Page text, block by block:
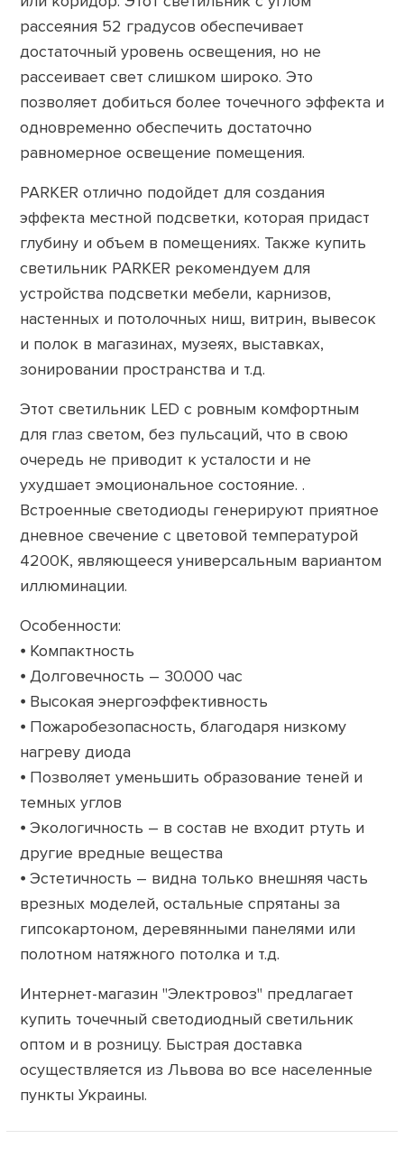
рассеяния 52 градусов обеспечивает
достаточный уровень освещения, но не
рассеивает свет слишком широко. Это
позволяет добиться более точечного эффекта и
одновременно обеспечить достаточно
равномерное освещение помещения.
PARKER отлично подойдет для создания
эффекта местной подсветки, которая придаст
глубину и объем в помещениях. Также купить
светильник PARKER рекомендуем для
устройства подсветки мебели, карнизов,
настенных и потолочных ниш, витрин, вывесок
и полок в магазинах, музеях, выставках,
зонировании пространства и т.д.
Этот светильник LED с ровным комфортным
для глаз светом, без пульсаций, что в свою
очередь не приводит к усталости и не
ухудшает эмоциональное состояние. .
Встроенные светодиоды генерируют приятное
дневное свечение с цветовой температурой
4200К, являющееся универсальным вариантом
иллюминации.
Особенности:
⦁ Компактность
⦁ Долговечность – 30.000 час
⦁ Высокая энергоэффективность
⦁ Пожаробезопасность, благодаря низкому
нагреву диода
⦁ Позволяет уменьшить образование теней и
темных углов
⦁ Экологичность – в состав не входит ртуть и
другие вредные вещества
⦁ Эстетичность – видна только внешняя часть
врезных моделей, остальные спрятаны за
гипсокартоном, деревянными панелями или
полотном натяжного потолка и т.д.
Интернет-магазин "Электровоз" предлагает
купить точечный светодиодный светильник
оптом и в розницу. Быстрая доставка
осуществляется из Львова во все населенные
пункты Украины.